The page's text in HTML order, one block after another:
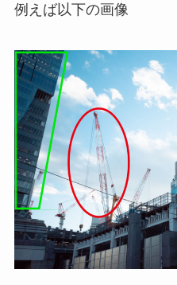
例えば以下の画像